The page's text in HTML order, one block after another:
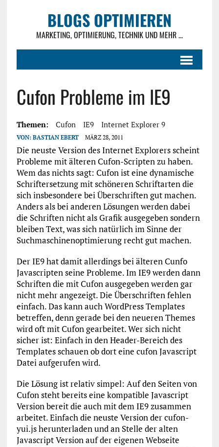
BLOGS OPTIMIEREN
MARKETING, OPTIMIERUNG, TECHNIK UND MEHR ...
Cufon Probleme im IE9
Themen: Cufon IE9 Internet Explorer 9
VON: BASTIAN EBERT MÄRZ 28, 2011
Die neuste Version des Internet Explorers scheint
Probleme mit älteren Cufon-Scripten zu haben.
Wem das nichts sagt: Cufon ist eine dynamische
Schriftersetzung mit schöneren Schriftarten die
sich insbesondere bei Überschriften gut machen.
Anders als bei anderen Lösungen werden dabei
die Schriften nicht als Grafik ausgegeben sondern
bleiben Text, was sich natürlich im Sinne der
Suchmaschinenoptimierung recht gut machen.
Der IE9 hat damit allerdings bei älteren Cunfo
Javascripten seine Probleme. Im IE9 werden dann
Schriften die mit Cufon ausgegeben werden gar
nicht mehr angezeigt. Die Überschriften fehlen
einfach. Das kann auch WordPress Templates
betreffen, denn gerade bei den neueren Themes
wird oft mit Cufon gearbeitet. Wer sich nicht
sicher ist: Einfach in den Header-Bereich des
Templates schauen ob dort eine cufon Javascript
Datei aufgerufen wird.
Die Lösung ist relativ simpel: Auf den Seiten von
Cufon steht bereits eine kompatible Javascript
Version bereit die auch mit dem IE9 zusammen
arbeitet. Einfach die neuste Version der cufon-
yui.js herunterladen und an Stelle der alten
Javascript Version auf der eigenen Webseite